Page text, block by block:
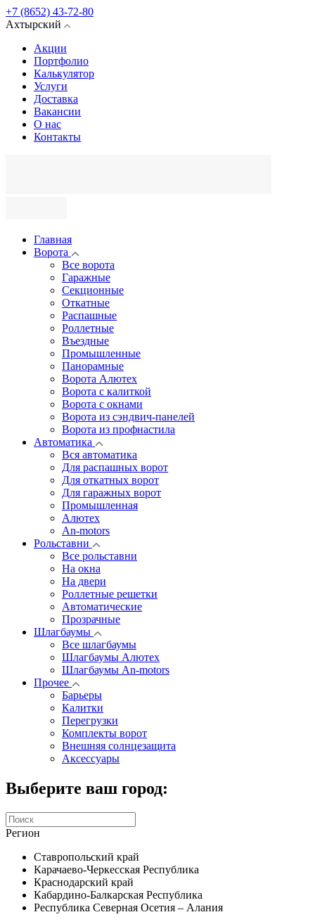
+7 (8652) 43-72-80
Ахтырский
Акции
Портфолио
Калькулятор
Услуги
Доставка
Вакансии
О нас
Контакты
Главная
Ворота
Все ворота
Гаражные
Секционные
Откатные
Распашные
Роллетные
Въездные
Промышленные
Панорамные
Ворота Алютех
Ворота с калиткой
Ворота c окнами
Ворота из сэндвич-панелей
Ворота из профнастила
Автоматика
Вся автоматика
Для распашных ворот
Для откатных ворот
Для гаражных ворот
Промышленная
Алютех
An-motors
Рольставни
Все рольставни
На окна
На двери
Роллетные решетки
Автоматические
Прозрачные
Шлагбаумы
Все шлагбаумы
Шлагбаумы Алютех
Шлагбаумы An-motors
Прочее
Барьеры
Калитки
Перегрузки
Комплекты ворот
Внешняя солнцезащита
Аксессуары
Выберите ваш город:
Регион
Ставропольский край
Карачаево-Черкесская Республика
Краснодарский край
Кабардино-Балкарская Республика
Республика Северная Осетия – Алания